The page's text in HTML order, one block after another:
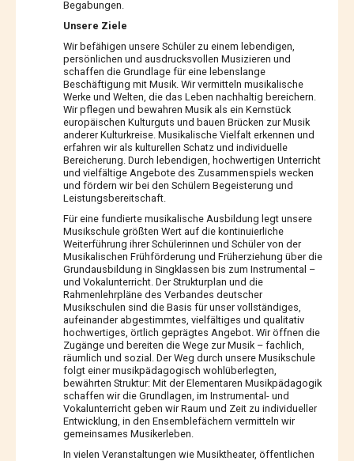
Begabungen.
Unsere Ziele
Wir befähigen unsere Schüler zu einem lebendigen,
persönlichen und ausdrucksvollen Musizieren und
schaffen die Grundlage für eine lebenslange
Beschäftigung mit Musik. Wir vermitteln musikalische
Werke und Welten, die das Leben nachhaltig bereichern.
Wir pflegen und bewahren Musik als ein Kernstück
europäischen Kulturguts und bauen Brücken zur Musik
anderer Kulturkreise. Musikalische Vielfalt erkennen und
erfahren wir als kulturellen Schatz und individuelle
Bereicherung. Durch lebendigen, hochwertigen Unterricht
und vielfältige Angebote des Zusammenspiels wecken
und fördern wir bei den Schülern Begeisterung und
Leistungsbereitschaft.
Für eine fundierte musikalische Ausbildung legt unsere
Musikschule größten Wert auf die kontinuierliche
Weiterführung ihrer Schülerinnen und Schüler von der
Musikalischen Frühförderung und Früherziehung über die
Grundausbildung in Singklassen bis zum Instrumental –
und Vokalunterricht. Der Strukturplan und die
Rahmenlehrpläne des Verbandes deutscher
Musikschulen sind die Basis für unser vollständiges,
aufeinander abgestimmtes, vielfältiges und qualitativ
hochwertiges, örtlich geprägtes Angebot. Wir öffnen die
Zugänge und bereiten die Wege zur Musik – fachlich,
räumlich und sozial. Der Weg durch unsere Musikschule
folgt einer musikpädagogisch wohlüberlegten,
bewährten Struktur: Mit der Elementaren Musikpädagogik
schaffen wir die Grundlagen, im Instrumental- und
Vokalunterricht geben wir Raum und Zeit zu individueller
Entwicklung, in den Ensemblefächern vermitteln wir
gemeinsames Musikerleben.
In vielen Veranstaltungen wie Musiktheater, öffentlichen